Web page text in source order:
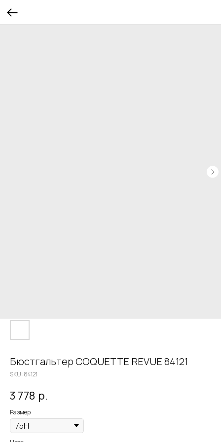
Бюстгальтер COQUETTE REVUE 84121
SKU: 84121
3 778 р.
Размер